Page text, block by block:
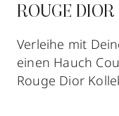
ROUGE DIOR
Verleihe mit
einen Hauch
Rouge Dior